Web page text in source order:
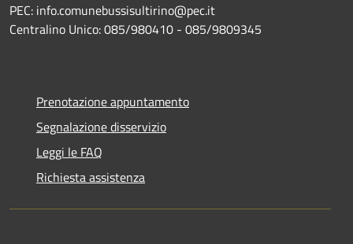
PEC: info.comunebussisultirino@pec.it
Centralino Unico: 085/980410 - 085/9809345
Prenotazione appuntamento
Segnalazione disservizio
Leggi le FAQ
Richiesta assistenza